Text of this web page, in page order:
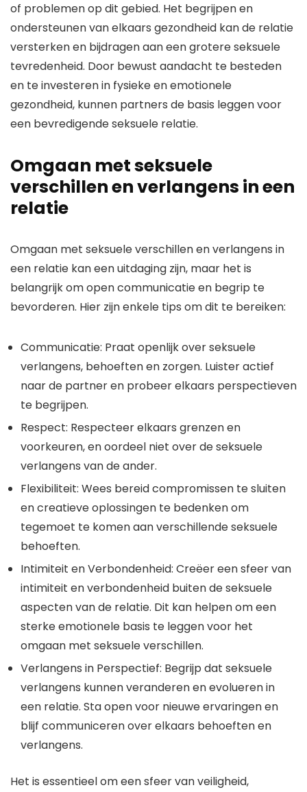
of problemen op dit gebied. Het begrijpen en
ondersteunen van elkaars gezondheid kan de relatie
versterken en bijdragen aan een grotere seksuele
tevredenheid. Door bewust aandacht te besteden
en te investeren in fysieke en emotionele
gezondheid, kunnen partners de basis leggen voor
een bevredigende seksuele relatie.
Omgaan met seksuele
verschillen en verlangens in een
relatie
Omgaan met seksuele verschillen en verlangens in
een relatie kan een uitdaging zijn, maar het is
belangrijk om open communicatie en begrip te
bevorderen. Hier zijn enkele tips om dit te bereiken:
Communicatie: Praat openlijk over seksuele
verlangens, behoeften en zorgen. Luister actief
naar de partner en probeer elkaars perspectieven
te begrijpen.
Respect: Respecteer elkaars grenzen en
voorkeuren, en oordeel niet over de seksuele
verlangens van de ander.
Flexibiliteit: Wees bereid compromissen te sluiten
en creatieve oplossingen te bedenken om
tegemoet te komen aan verschillende seksuele
behoeften.
Intimiteit en Verbondenheid: Creëer een sfeer van
intimiteit en verbondenheid buiten de seksuele
aspecten van de relatie. Dit kan helpen om een
sterke emotionele basis te leggen voor het
omgaan met seksuele verschillen.
Verlangens in Perspectief: Begrijp dat seksuele
verlangens kunnen veranderen en evolueren in
een relatie. Sta open voor nieuwe ervaringen en
blijf communiceren over elkaars behoeften en
verlangens.
Het is essentieel om een sfeer van veiligheid,